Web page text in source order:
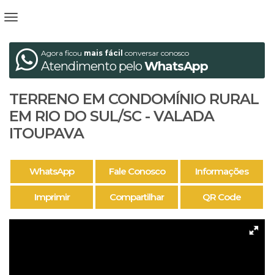
Agora ficou mais fácil conversar conosco
Atendimento peloWhatsApp
TERRENO EM CONDOMÍNIO RURAL
EM RIO DO SUL/SC - VALADA
ITOUPAVA
WhatsApp Fale Conosco Informações
Imprimir Compartilhar QR Code